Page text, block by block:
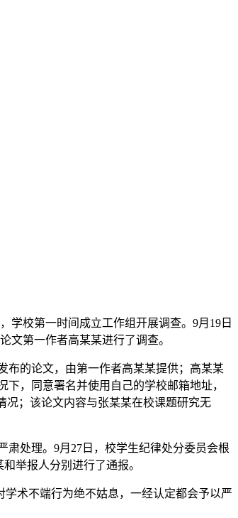
学校第一时间成立工作组开展调查。9月19日
文第一作者高某某进行了调查。
布的论文，由第一作者高某某提供；高某某
，同意署名并使用自己的学校邮箱地址，
况；该论文内容与张某某在校课题研究无
肃处理。9月27日，校学生纪律处分委员会根
举报人分别进行了通报。
术不端行为绝不姑息，一经认定都会予以严